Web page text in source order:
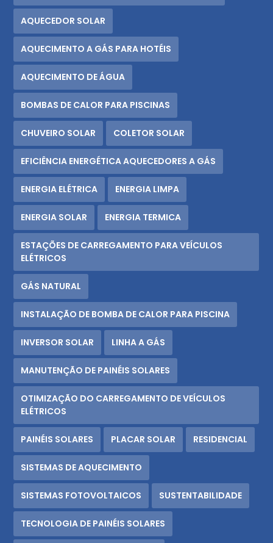
AQUECEDOR SOLAR
AQUECIMENTO A GÁS PARA HOTÉIS
AQUECIMENTO DE ÁGUA
BOMBAS DE CALOR PARA PISCINAS
CHUVEIRO SOLAR COLETOR SOLAR
EFICIÊNCIA ENERGÉTICA AQUECEDORES A GÁS
ENERGIA ELÉTRICA ENERGIA LIMPA
ENERGIA SOLAR ENERGIA TERMICA
ESTAÇÕES DE CARREGAMENTO PARA VEÍCULOS
ELÉTRICOS
GÁS NATURAL
INSTALAÇÃO DE BOMBA DE CALOR PARA PISCINA
INVERSOR SOLAR LINHA A GÁS
MANUTENÇÃO DE PAINÉIS SOLARES
OTIMIZAÇÃO DO CARREGAMENTO DE VEÍCULOS
ELÉTRICOS
PAINÉIS SOLARES PLACAR SOLAR RESIDENCIAL
SISTEMAS DE AQUECIMENTO
SISTEMAS FOTOVOLTAICOS SUSTENTABILIDADE
TECNOLOGIA DE PAINÉIS SOLARES